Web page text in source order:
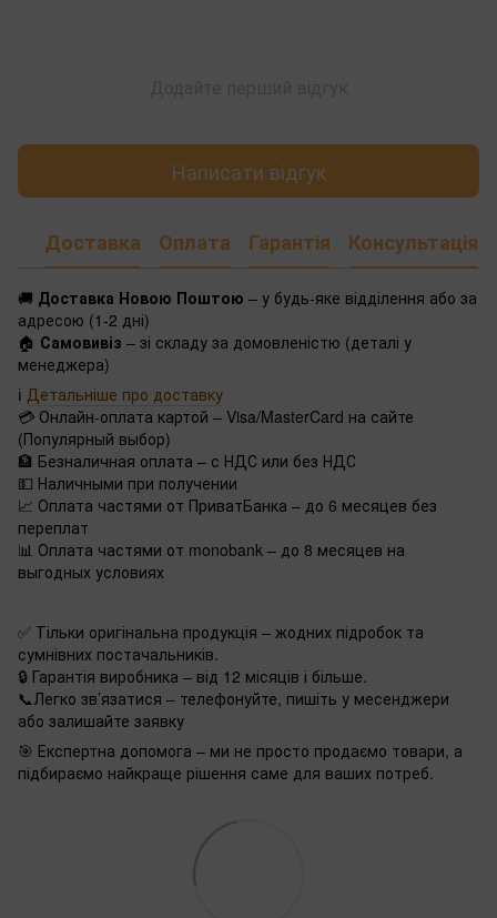
Написати відгук
Доставка Оплата Гарантія Консультація
🚚 Доставка Новою Поштою – у будь-яке відділення або за
адресою (1-2 дні)
🏠 Самовивіз – зі складу за домовленістю (деталі у
менеджера)
ℹ️ Детальніше про доставку
💳 Онлайн-оплата картой – Visa/MasterCard на сайте
(Популярный выбор)
🏦 Безналичная оплата – с НДС или без НДС
💵 Наличными при получении
📈 Оплата частями от ПриватБанка – до 6 месяцев без
переплат
📊 Оплата частями от monobank – до 8 месяцев на
выгодных условиях
✅ Тільки оригінальна продукція – жодних підробок та
сумнівних постачальників.
🔒 Гарантія виробника – від 12 місяців і більше.
📞Легко зв’язатися – телефонуйте, пишіть у месенджери
або залишайте заявку
🎯 Експертна допомога – ми не просто продаємо товари, а
підбираємо найкраще рішення саме для ваших потреб.